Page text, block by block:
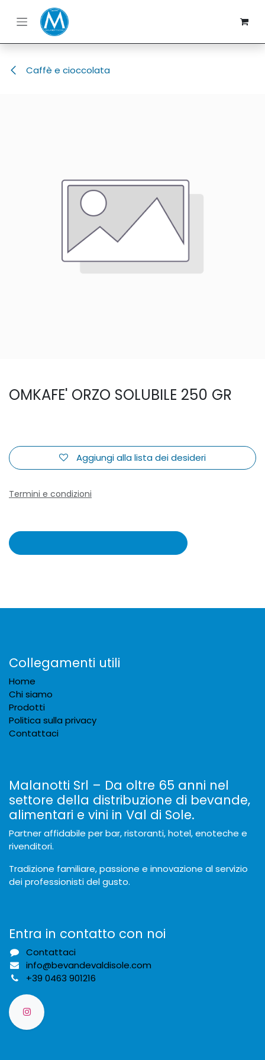
Passa al contenuto
Caffè e cioccolata
OMKAFE' ORZO SOLUBILE 250 GR
Aggiungi alla lista dei desideri
Termini e condizioni
Collegamenti utili
Home
Chi siamo
Prodotti
Politica sulla privacy
Contattaci
Malanotti Srl – Da oltre 65 anni nel
settore della distribuzione di bevande,
alimentari e vini in Val di Sole.
Partner affidabile per bar, ristoranti, hotel, enoteche e
rivenditori.
Tradizione familiare, passione e innovazione al servizio
dei professionisti del gusto.
Entra in contatto con noi
Contattaci
info@bevandevaldisole.com
+39 0463 901216